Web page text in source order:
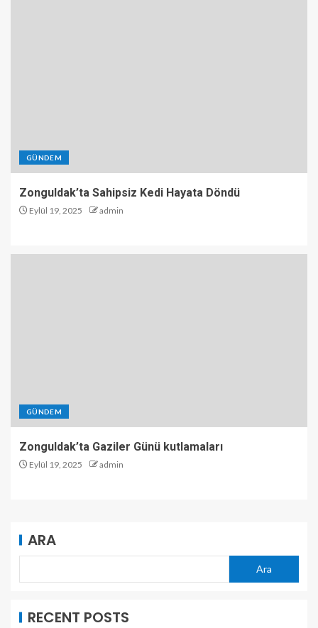
GÜNDEM
Zonguldak’ta Sahipsiz Kedi Hayata Döndü
Eylül 19, 2025 admin
GÜNDEM
Zonguldak’ta Gaziler Günü kutlamaları
Eylül 19, 2025 admin
ARA
Ara
RECENT POSTS